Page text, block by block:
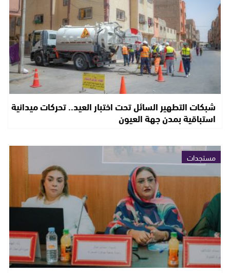
شبكات التطهير السائل تحت اختبار العيد.. تحركات ميدانية
استباقية بمدن جهة العيون
مستجدات